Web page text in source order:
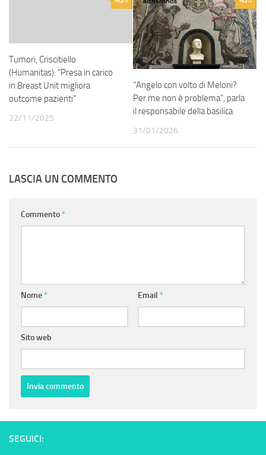
Tumori, Criscitiello
(Humanitas): “Presa in carico
in Breast Unit migliora
outcome pazienti”
22/11/2025
“Angelo con volto di Meloni?
Per me non è problema”, parla
il responsabile della basilica
31/01/2026
LASCIA UN COMMENTO
Commento*
Nome* Email *
Sito web
SEGUICI: